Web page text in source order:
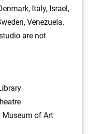
Italy, Israel,
Venezuela.
are not
Museum of Art